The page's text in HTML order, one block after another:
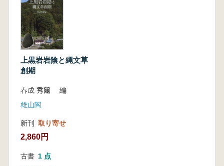
上黒岩岩陰と縄文草
創期
春成 秀爾 編
雄山閣
新刊 取り寄せ
2,860円
古書 1 点